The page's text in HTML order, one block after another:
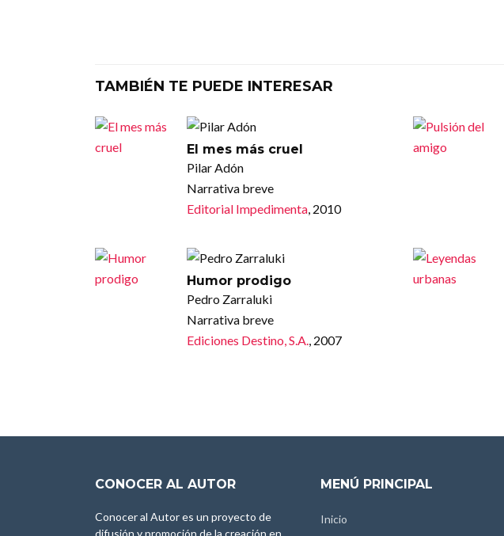
TAMBIÉN TE PUEDE INTERESAR
El mes más cruel
Pilar Adón
Narrativa breve
Editorial Impedimenta, 2010
Humor prodigo
Pedro Zarraluki
Narrativa breve
Ediciones Destino, S.A., 2007
CONOCER AL AUTOR
Conocer al Autor es un proyecto de
MENÚ PRINCIPAL
Inicio